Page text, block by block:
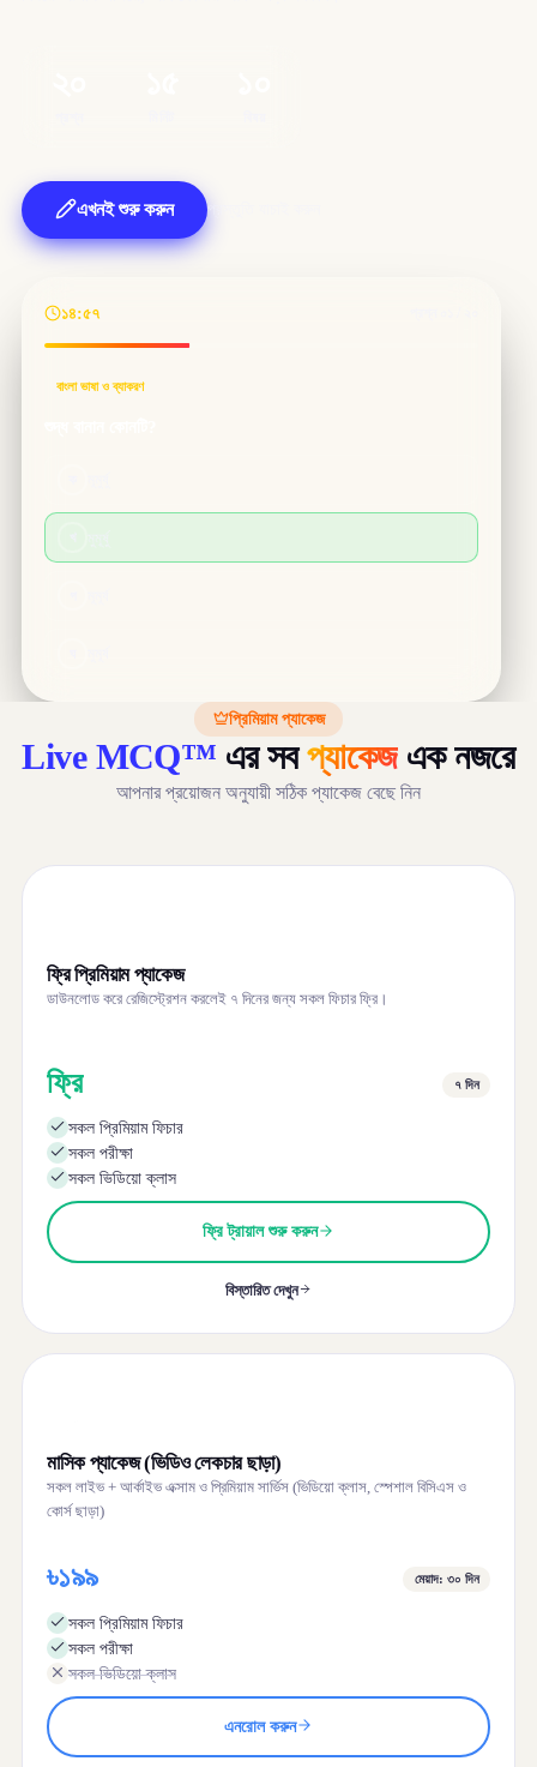
এখনই শুরু করুন প্রস্তুতি যাচাই করুন
১৪:৫৬
সাধারণ বিজ্ঞান
প্রিমিয়াম প্যাকেজ
Live MCQ™ এর সবপ্যাকেজএক নজরে
আপনার প্রয়োজন অনুযায়ী সঠিক প্যাকেজ বেছে নিন
ফ্রি প্রিমিয়াম প্যাকেজ
ডাউনলোড করে রেজিস্ট্রেশন করলেই ৭ দিনের জন্য সকল ফিচার ফ্রি।
ফ্রি ৭ দিন
সকল প্রিমিয়াম ফিচার
সকল পরীক্ষা
সকল ভিডিয়ো ক্লাস
ফ্রি ট্রায়াল শুরু করুন
বিস্তারিত দেখুন
মাসিক প্যাকেজ (ভিডিও লেকচার ছাড়া)
সকল লাইভ + আর্কাইভ এক্সাম ও প্রিমিয়াম সার্ভিস (ভিডিয়ো ক্লাস, স্পেশাল বিসিএস ও
কোর্স ছাড়া)
৳১৯৯ মেয়াদ: ৩০ দিন
সকল প্রিমিয়াম ফিচার
সকল পরীক্ষা
সকল ভিডিয়ো ক্লাস
এনরোল করুন